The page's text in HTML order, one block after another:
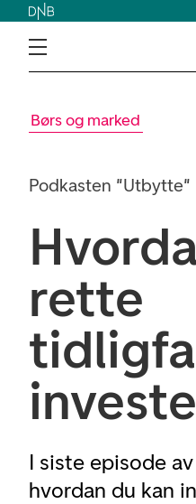
Børs og marked
Podkasten "Utbytte"
rette
I siste episode
hvordan du kan